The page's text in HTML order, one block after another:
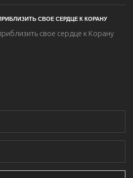
СВОЕ СЕРДЦЕ К КОРАНУ
свое сердце к Корану